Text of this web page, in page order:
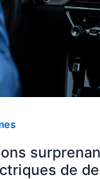
de